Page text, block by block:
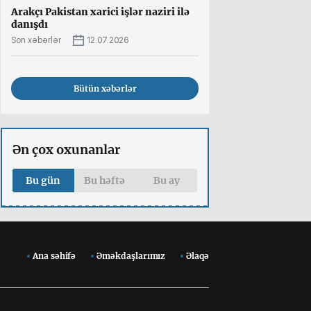
Arakçı Pakistan xarici işlər naziri ilə
danışdı
Son xəbərlər 12.07.2026
Bütün xəbərlər
Ən çox oxunanlar
Bu gün Bu həftə Bu ay
Ana səhifə Əməkdaşlarımız Əlaqə